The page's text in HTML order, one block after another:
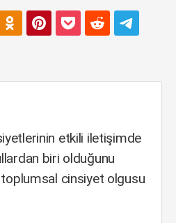
etkili iletişimde
biri olduğunu
cinsiyet olgusu